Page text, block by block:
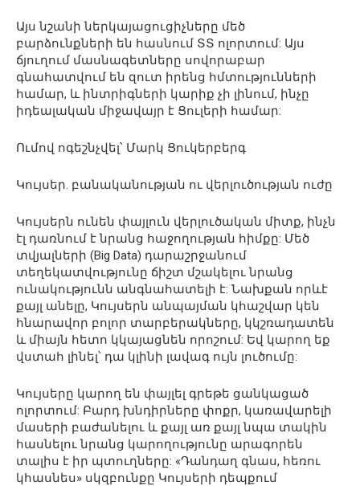
Այս նշանի ներկայացուցիչները մեծ
բարձունքների են հասնում ՏՏ ոլորտում: Այս
ճյուղում մասնագետները սովորաբար
գնահատվում են զուտ իրենց հմտությունների
համար, և ինտրիգների կարիք չի լինում, ինչը
իդեալական միջավայր է Ցուլերի համար:
Ումով ոգեշնչվել՝ Մարկ Ցուկերբերգ
Կույսեր. բանականության ու վերլուծության ուժը
Կույսերն ունեն փայլուն վերլուծական միտք, ինչն
էլ դառնում է նրանց հաջողության հիմքը: Մեծ
տվյալների (Big Data) դարաշրջանում
տեղեկատվությունը ճիշտ մշակելու նրանց
ունակությունն անգնահատելի է: Նախքան որևէ
քայլ անելը, Կույսերն անպայման կհաշվար կեն
հնարավոր բոլոր տարբերակները, կկշռադատեն
և միայն հետո կկայացնեն որոշում: Եվ կարող եք
վստահ լինել՝ դա կլինի լավագ ույն լուծումը:
Կույսերը կարող են փայլել գրեթե ցանկացած
ոլորտում: Բարդ խնդիրները փոքր, կառավարելի
մասերի բաժանելու և քայլ առ քայլ նպա տակին
հասնելու նրանց կարողությունը արագորեն
տալիս է իր պտուղները: «Դանդաղ գնաս, հեռու
կհասնես» սկզբունքը Կույսերի դեպքում